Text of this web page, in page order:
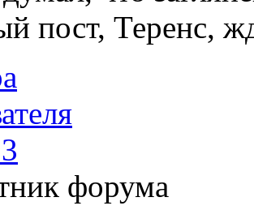
пост, Теренс,
форума